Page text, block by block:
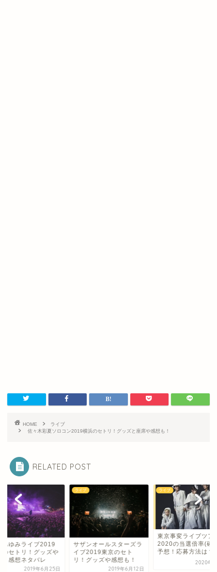
HOME
ライブ
佐々木彩夏ソロコン2019横浜のセトリ！グッズと座席や感想も！
RELATED POST
あゆみライブ2019
のセトリ！グッズや
と感想ネタバレ
2019年6月25日
ライブ
サザンオールスターズラ
イブ2019東京のセト
リ！グッズや感想も！
2019年6月12日
ライブ
東京事変ライブツア
2020の当選倍率(確
予想！応募方法は？
2020年1